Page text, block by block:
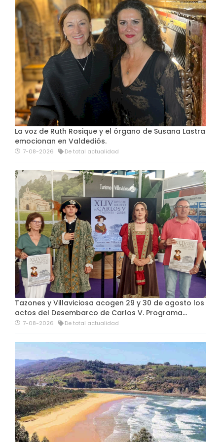
La voz de Ruth Rosique y el órgano de Susana Lastra
emocionan en Valdediós.
7-08-2026 De total actualidad
Tazones y Villaviciosa acogen 29 y 30 de agosto los
actos del Desembarco de Carlos V. Programa…
7-08-2026 De total actualidad